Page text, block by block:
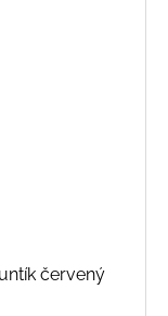
červený